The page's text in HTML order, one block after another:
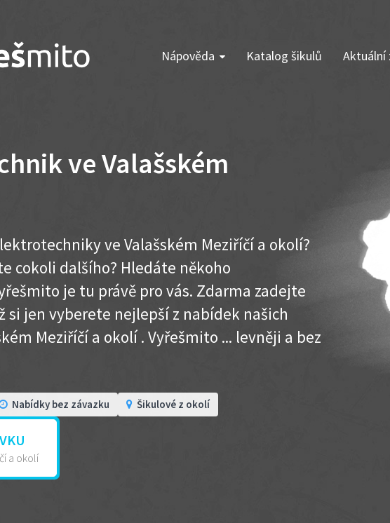
Nápověda Katalog šikulů Aktuální
ve Valašském
ve Valašském Meziříčí a okolí?
cokoli dalšího? Hledáte někoho
je tu právě pro vás. Zdarma zadejte
si jen vyberete nejlepší z nabídek našich
Meziříčí a okolí . Vyřešmito ... levněji a bez
Nabídky bez závazku Šikulové z okolí
a okolí